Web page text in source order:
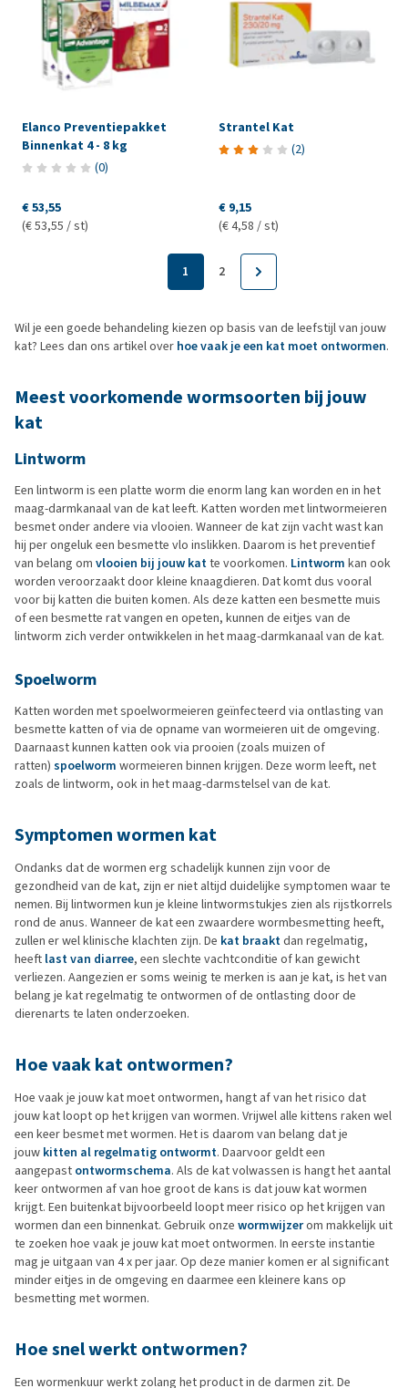
Elanco Preventiepakket
Binnenkat 4 - 8 kg
(0)
€ 53,55
(€ 53,55 / st)
Strantel Kat
(2)
€ 9,15
(€ 4,58 / st)
1 2
Wil je een goede behandeling kiezen op basis van de leefstijl van jouw
kat? Lees dan ons artikel over hoe vaak je een kat moet ontwormen.
Meest voorkomende wormsoorten bij jouw
kat
Lintworm
Een lintworm is een platte worm die enorm lang kan worden en in het
maag-darmkanaal van de kat leeft. Katten worden met lintwormeieren
besmet onder andere via vlooien. Wanneer de kat zijn vacht wast kan
hij per ongeluk een besmette vlo inslikken. Daarom is het preventief
van belang om vlooien bij jouw katte voorkomen. Lintworm kan ook
worden veroorzaakt door kleine knaagdieren. Dat komt dus vooral
voor bij katten die buiten komen. Als deze katten een besmette muis
of een besmette rat vangen en opeten, kunnen de eitjes van de
lintworm zich verder ontwikkelen in het maag-darmkanaal van de kat.
Spoelworm
Katten worden met spoelwormeieren geïnfecteerd via ontlasting van
besmette katten of via de opname van wormeieren uit de omgeving.
Daarnaast kunnen katten ook via prooien (zoals muizen of
ratten) spoelworm wormeieren binnen krijgen. Deze worm leeft, net
zoals de lintworm, ook in het maag-darmstelsel van de kat.
Symptomen wormen kat
Ondanks dat de wormen erg schadelijk kunnen zijn voor de
gezondheid van de kat, zijn er niet altijd duidelijke symptomen waar te
nemen. Bij lintwormen kun je kleine lintwormstukjes zien als rijstkorrels
rond de anus. Wanneer de kat een zwaardere wormbesmetting heeft,
zullen er wel klinische klachten zijn. De kat braaktdan regelmatig,
heeft last van diarree, een slechte vachtconditie of kan gewicht
verliezen. Aangezien er soms weinig te merken is aan je kat, is het van
belang je kat regelmatig te ontwormen of de ontlasting door de
dierenarts te laten onderzoeken.
Hoe vaak kat ontwormen?
Hoe vaak je jouw kat moet ontwormen, hangt af van het risico dat
jouw kat loopt op het krijgen van wormen. Vrijwel alle kittens raken wel
een keer besmet met wormen. Het is daarom van belang dat je
jouw kitten al regelmatig ontwormt. Daarvoor geldt een
aangepast ontwormschema. Als de kat volwassen is hangt het aantal
keer ontwormen af van hoe groot de kans is dat jouw kat wormen
krijgt. Een buitenkat bijvoorbeeld loopt meer risico op het krijgen van
wormen dan een binnenkat. Gebruik onze wormwijzerom makkelijk uit
te zoeken hoe vaak je jouw kat moet ontwormen. In eerste instantie
mag je uitgaan van 4 x per jaar. Op deze manier komen er al significant
minder eitjes in de omgeving en daarmee een kleinere kans op
besmetting met wormen.
Hoe snel werkt ontwormen?
Een wormenkuur werkt zolang het product in de darmen zit. De